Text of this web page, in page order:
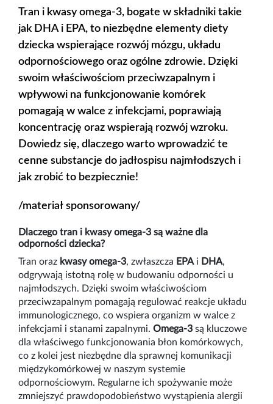
Tran i kwasy omega-3, bogate w składniki takie
jak DHA i EPA, to niezbędne elementy diety
dziecka wspierające rozwój mózgu, układu
odpornościowego oraz ogólne zdrowie. Dzięki
swoim właściwościom przeciwzapalnym i
wpływowi na funkcjonowanie komórek
pomagają w walce z infekcjami, poprawiają
koncentrację oraz wspierają rozwój wzroku.
Dowiedz się, dlaczego warto wprowadzić te
cenne substancje do jadłospisu najmłodszych i
jak zrobić to bezpiecznie!
/materiał sponsorowany/
Dlaczego tran i kwasy omega-3 są ważne dla
odporności dziecka?
Tran oraz kwasy omega-3, zwłaszcza EPA i DHA,
odgrywają istotną rolę w budowaniu odporności u
najmłodszych. Dzięki swoim właściwościom
przeciwzapalnym pomagają regulować reakcje układu
immunologicznego, co wspiera organizm w walce z
infekcjami i stanami zapalnymi. Omega-3 są kluczowe
dla właściwego funkcjonowania błon komórkowych,
co z kolei jest niezbędne dla sprawnej komunikacji
międzykomórkowej w naszym systemie
odpornościowym. Regularne ich spożywanie może
zmniejszyć prawdopodobieństwo wystąpienia alergii